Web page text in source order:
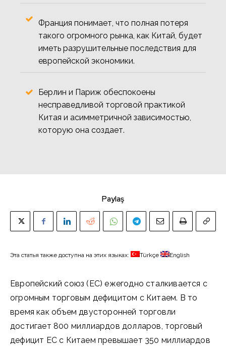
Франция понимает, что полная потеря
такого огромного рынка, как Китай, будет
иметь разрушительные последствия для
европейской экономики.
Берлин и Париж обеспокоены
несправедливой торговой практикой
Китая и асимметричной зависимостью,
которую она создает.
Paylaş
Эта статья также доступна на этих языках: Türkçe English
Европейский союз (ЕС) ежегодно сталкивается с
огромным торговым дефицитом с Китаем. В то
время как объем двусторонней торговли
достигает 800 миллиардов долларов, торговый
дефицит ЕС с Китаем превышает 350 миллиардов